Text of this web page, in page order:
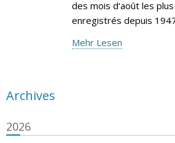
des mois d‘août les
enregistrés depuis
Mehr Lesen
Archives
2026